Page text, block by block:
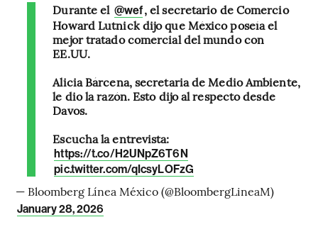
Durante el @wef, el secretario de Comercio
Howard Lutnick dijo que México poseía el
mejor tratado comercial del mundo con
EE.UU.
Alicia Bárcena, secretaria de Medio Ambiente,
le dio la razón. Esto dijo al respecto desde
Davos.
Escucha la entrevista:
https://t.co/H2UNpZ6T6N
pic.twitter.com/qIcsyLOFzG
— Bloomberg Línea México (@BloombergLineaM)
January 28, 2026